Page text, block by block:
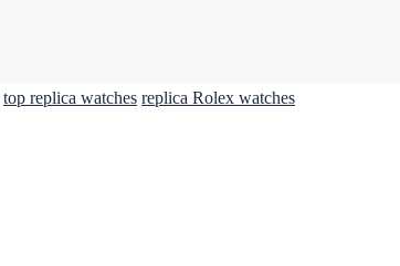
top replica watches replica Rolex watches